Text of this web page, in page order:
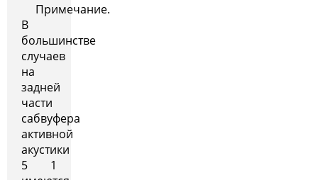
Примечание.
В
большинстве
случаев
на
задней
части
сабвуфера
активной
акустики
5 1